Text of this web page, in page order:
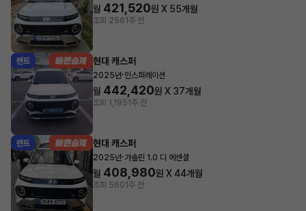
월 421,520원 X 55개월
조회 2561주 전
렌트 현대 캐스퍼
2025년·인스퍼레이션
월 442,420원 X 37개월
조회 1,1951주 전
렌트 현대 캐스퍼
2025년·가솔린 1.0 디 에센셜
월 408,980원 X44개월
조회 5601주 전